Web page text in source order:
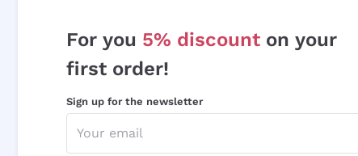
For you 5% discount on your
first order!
Sign up for the newsletter